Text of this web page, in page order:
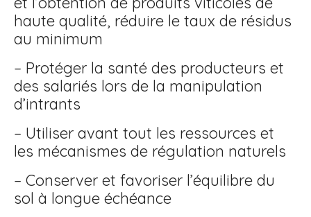
haute qualité, réduire le taux de résidus
au minimum
– Protéger la santé des producteurs et
des salariés lors de la manipulation
d’intrants
– Utiliser avant tout les ressources et
les mécanismes de régulation naturels
– Conserver et favoriser l’équilibre du
sol à longue échéance